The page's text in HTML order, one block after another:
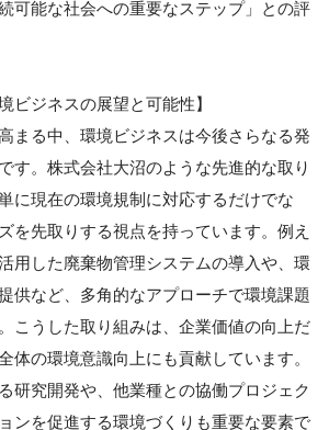
可能な社会への重要なステップ」との評
ビジネスの展望と可能性】
まる中、環境ビジネスは今後さらなる発
す。株式会社大沼のような先進的な取り
に現在の環境規制に対応するだけでな
を先取りする視点を持っています。例え
用した廃棄物管理システムの導入や、環
供など、多角的なアプローチで環境課題
こうした取り組みは、企業価値の向上だ
体の環境意識向上にも貢献しています。
研究開発や、他業種との協働プロジェク
ンを促進する環境づくりも重要な要素で